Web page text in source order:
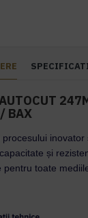
BAX
procesului
și
pentru toate